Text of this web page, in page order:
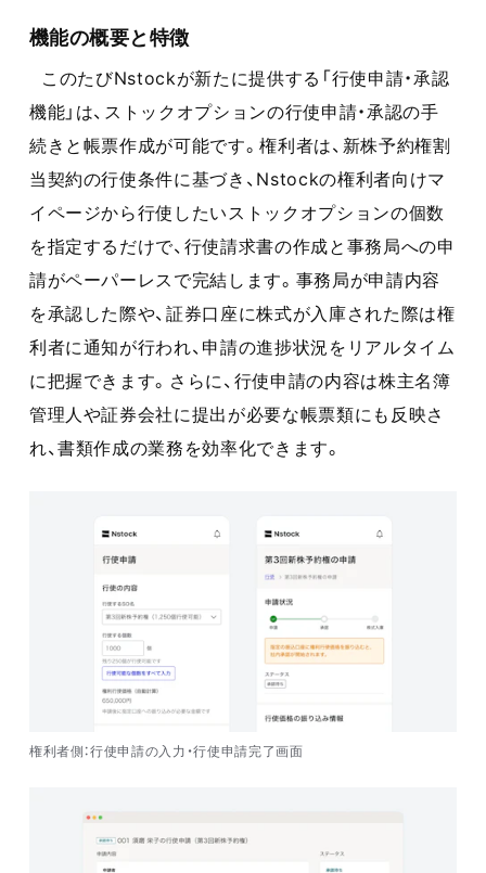
機能の概要と特徴
このたびNstockが新たに提供する「行使申請・承認
機能」は、ストックオプションの行使申請・承認の手
続きと帳票作成が可能です。権利者は、新株予約権割
当契約の行使条件に基づき、Nstockの権利者向けマ
イページから行使したいストックオプションの個数
を指定するだけで、行使請求書の作成と事務局への申
請がペーパーレスで完結します。事務局が申請内容
を承認した際や、証券口座に株式が入庫された際は権
利者に通知が行われ、申請の進捗状況をリアルタイム
に把握できます。さらに、行使申請の内容は株主名簿
管理人や証券会社に提出が必要な帳票類にも反映さ
れ、書類作成の業務を効率化できます。
権利者側：行使申請の入力・行使申請完了画面